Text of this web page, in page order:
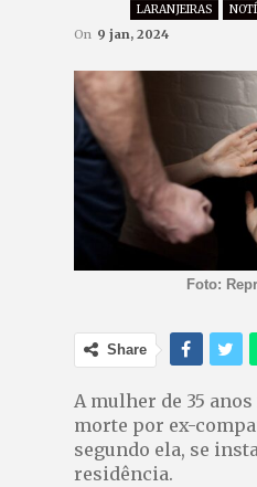
LARANJEIRAS
On 9 jan, 2024
Foto:
Share
A mulher de 35
morte por ex-
segundo ela, se
residência.